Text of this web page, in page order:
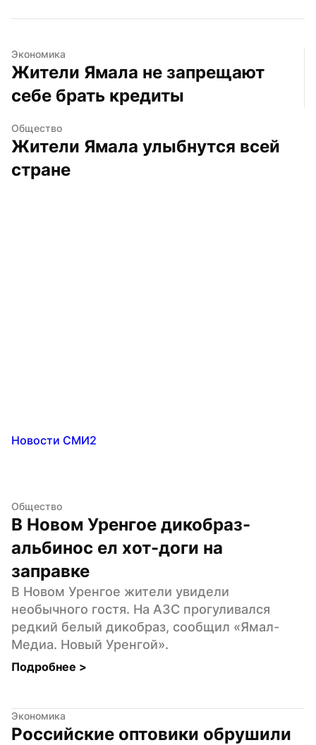
Экономика
Жители Ямала не запрещают
себе брать кредиты
Общество
Жители Ямала улыбнутся всей
стране
Новости СМИ2
Общество
В Новом Уренгое дикобраз-
альбинос ел хот-доги на
заправке
В Новом Уренгое жители увидели
необычного гостя. На АЗС прогуливался
редкий белый дикобраз, сообщил «Ямал-
Медиа. Новый Уренгой».
Подробнее >
Экономика
Российские оптовики обрушили